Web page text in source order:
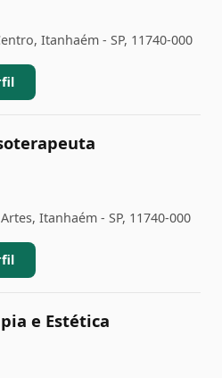
Itanhaém - SP, 11740-000
Itanhaém - SP, 11740-000
e Estética